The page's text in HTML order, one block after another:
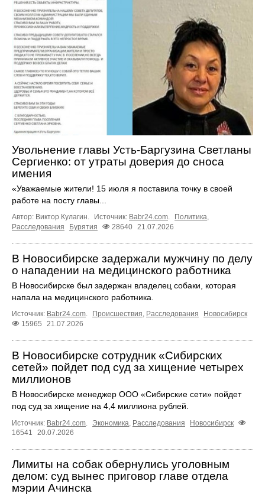
Увольнение главы Усть-Баргузина Светланы
Сергиенко: от утраты доверия до сноса
имения
«Уважаемые жители! 15 июля я поставила точку в своей
работе на посту главы...
Автор: Виктор Кулагин. Источник: Babr24.com Политика
Расследования
Бурятия 28640 21.07.2026
В Новосибирске задержали мужчину по делу
о нападении на медицинского работника
В Новосибирске был задержан владелец собаки, которая
напала на медицинского работника.
Источник: Babr24.com Происшествия Расследования
Новосибирск
15965
21.07.2026
В Новосибирске сотрудник «Сибирских
сетей» пойдет под суд за хищение четырех
миллионов
В Новосибирске менеджер ООО «Сибирские сети» пойдет
под суд за хищение на 4,4 миллиона рублей.
Источник: Babr24.com. Экономика, Расследования
Новосибирск
16541
20.07.2026
Лимиты на собак обернулись уголовным
делом: суд вынес приговор главе отдела
мэрии Ачинска